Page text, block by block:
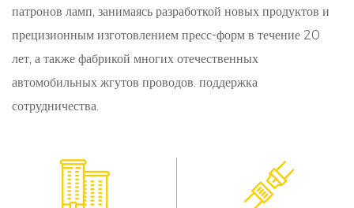
пылестойкими свойствами, защищая их от влаги и
мусора.
Высокая температурная нагрузка и стабильность:
при высокой температурной нагрузке и
повышенной температуре, обеспечивая
патронов ламп, занимаясь разработкой новых продуктов и
прецизионным изготовлением пресс-форм в течение 20
лет, а также фабрикой многих отечественных
автомобильных жгутов проводов. поддержка
сотрудничества.